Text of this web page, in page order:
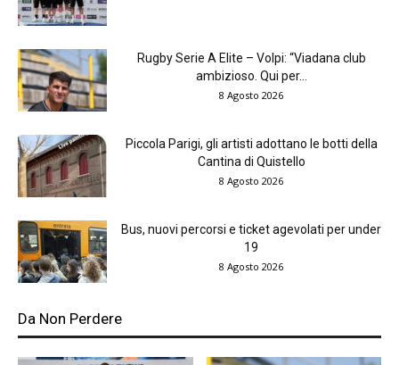
Rugby Serie A Elite – Volpi: “Viadana club
ambizioso. Qui per...
8 Agosto 2026
Piccola Parigi, gli artisti adottano le botti della
Cantina di Quistello
8 Agosto 2026
Bus, nuovi percorsi e ticket agevolati per under
19
8 Agosto 2026
Da Non Perdere